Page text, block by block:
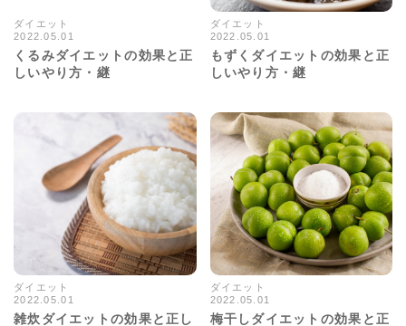
ダイエット
2022.05.01
くるみダイエットの効果と正
しいやり方・継
ダイエット
2022.05.01
もずくダイエットの効果と正
しいやり方・継
ダイエット
2022.05.01
雑炊ダイエットの効果と正し
ダイエット
2022.05.01
梅干しダイエットの効果と正